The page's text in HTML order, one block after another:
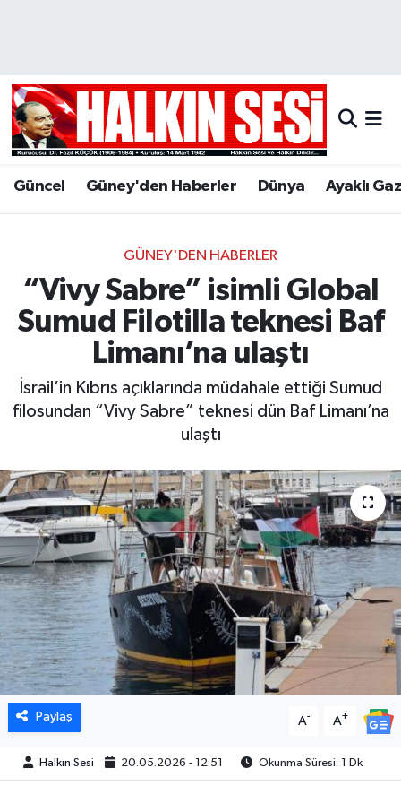
Güncel Güney'den Haberler Dünya Ayaklı
GÜNEY'DEN HABERLER
“Vivy Sabre” isimli Global
Sumud Filotilla teknesi Baf
Limanı’na ulaştı
İsrail’in Kıbrıs açıklarında müdahale ettiği Sumud
filosundan “Vivy Sabre” teknesi dün Baf Limanı’na
ulaştı
Paylaş A- A+
Halkın Sesi 20.05.2026 - 12:51 Okunma Süresi: 1 Dk
Hava Durumu
Trafik Durumu
Tüm Manşetler
Son Dakika Haberleri
Haber Arşivi